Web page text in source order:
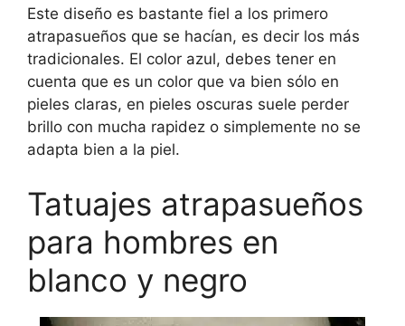
Este diseño es bastante fiel a los primero
atrapasueños que se hacían, es decir los más
tradicionales. El color azul, debes tener en
cuenta que es un color que va bien sólo en
pieles claras, en pieles oscuras suele perder
brillo con mucha rapidez o simplemente no se
adapta bien a la piel.
Tatuajes atrapasueños
para hombres en
blanco y negro